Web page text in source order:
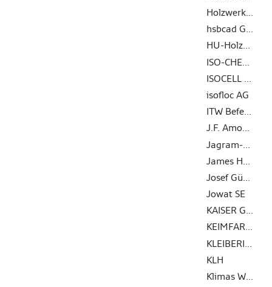
Holzwerke van Roje GmbH & Co. KG
hsbcad GmbH
HU-Holzunion GmbH
ISO-CHEMIE GMBH
ISOCELL GmbH & Co KG
isofloc AG
ITW Befestigungssysteme GmbH
J.F. Amonn Srl - Die Abteilung Color
Jagram-Pro S.A.
James Hardie Europe GmbH
Josef Günthner GmbH & Co.KG
Jowat SE
KAISER GmbH & Co. KG
KEIMFARBEN AG
KLEIBERIT SE & Co. KG
KLH
Klimas Wkręt-met